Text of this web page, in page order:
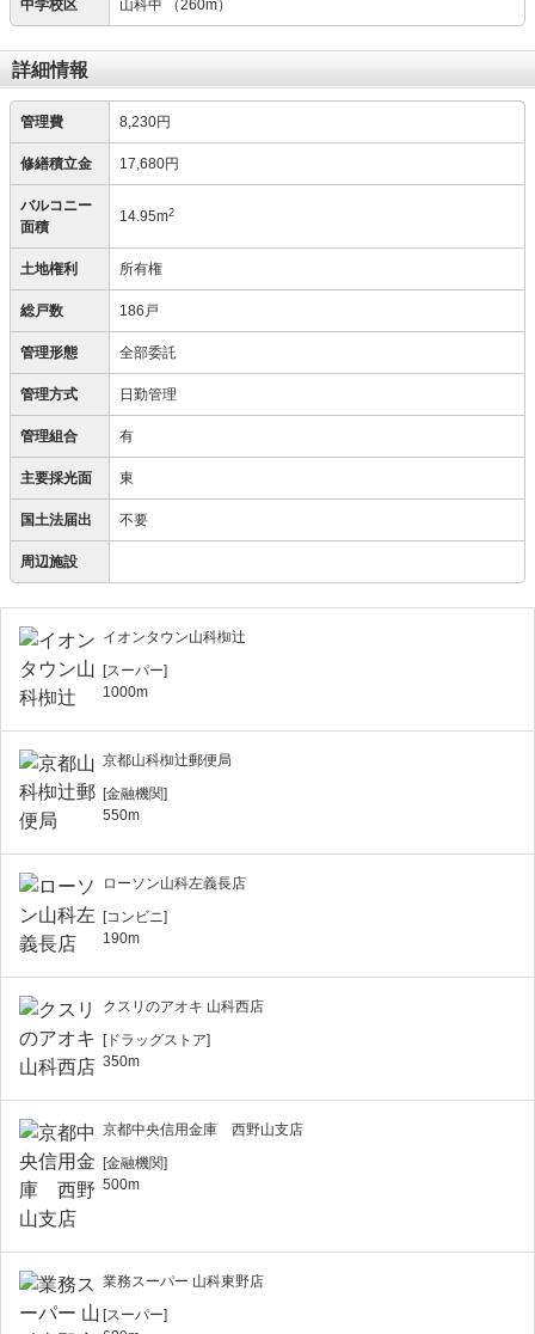
中学校区 山科中 （260m）
詳細情報
管理費 8,230円
修繕積立金 17,680円
バルコニー
面積
14.95m2
土地権利 所有権
総戸数 186戸
管理形態 全部委託
管理方式 日勤管理
管理組合 有
主要採光面 東
国土法届出 不要
周辺施設
イオンタウン山科椥辻
[スーパー]
1000m
京都山科椥辻郵便局
[金融機関]
550m
ローソン山科左義長店
[コンビニ]
190m
クスリのアオキ 山科西店
[ドラッグストア]
350m
京都中央信用金庫 西野山支店
[金融機関]
500m
業務スーパー 山科東野店
[スーパー]